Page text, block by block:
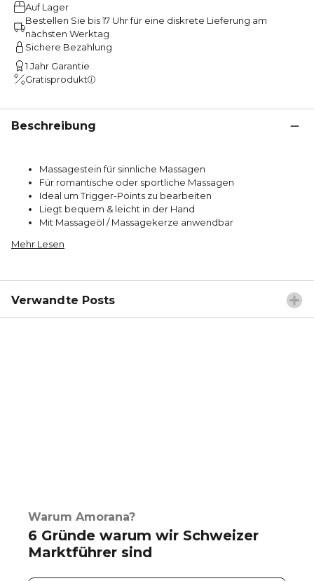
Auf Lager
Bestellen Sie bis 17 Uhr für eine diskrete Lieferung am
nächsten Werktag
Sichere Bezahlung
1 Jahr Garantie
Gratisprodukt
Beschreibung
Massagestein für sinnliche Massagen
Für romantische oder sportliche Massagen
Ideal um Trigger-Points zu bearbeiten
Liegt bequem & leicht in der Hand
Mit Massageöl / Massagekerze anwendbar
Mehr Lesen
Verwandte Posts
Warum Amorana?
6 Gründe warum wir Schweizer
Marktführer sind